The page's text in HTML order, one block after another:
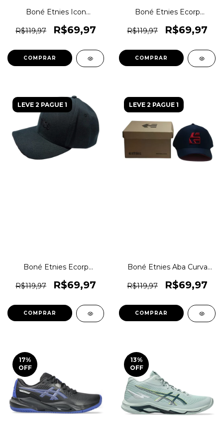
Boné Etnies Icon
Ee0035 Original 1magnus
R$119,97 R$69,97
COMPRAR
Boné Etnies Ecorp
1magnus
R$119,97 R$69,97
COMPRAR
LEVE 2 PAGUE 1
Boné Etnies Ecorp
Original 1magnus
R$119,97 R$69,97
COMPRAR
LEVE 2 PAGUE 1
Boné Etnies Aba Curva
Ee0020 1magnus
R$119,97 R$69,97
COMPRAR
17%
OFF
13%
OFF